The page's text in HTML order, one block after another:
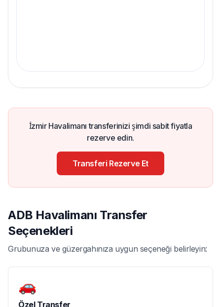
İzmir Havalimanı transferinizi şimdi sabit fiyatla
rezerve edin.
Transferi Rezerve Et
ADB Havalimanı Transfer
Seçenekleri
Grubunuza ve güzergahınıza uygun seçeneği belirleyin:
🚗
Özel Transfer